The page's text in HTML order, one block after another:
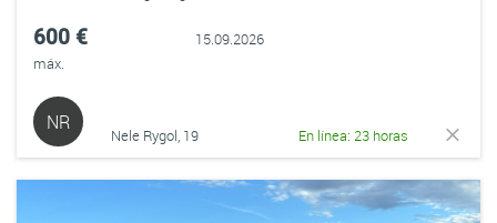
600 €
máx.
15.09.2026
NR
Nele Rygol, 19 En línea: 23 horas